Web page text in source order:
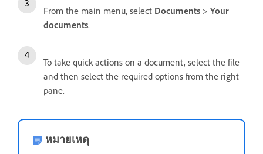
From the main menu, select Documents > Your
documents.
To take quick actions on a document, select the file
and then select the required options from the right
pane.
หมายเหตุ